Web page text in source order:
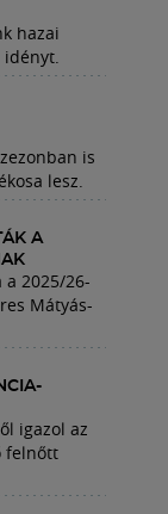
hazai
idényt.
is
lesz.
A
a 2025/26-
Mátyás-
igazol az
felnőtt